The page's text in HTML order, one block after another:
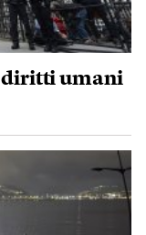
diritti umani